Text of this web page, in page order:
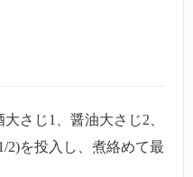
さじ1、醤油大さじ2、
2)を投入し、煮絡めて最